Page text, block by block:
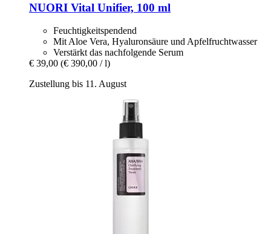
NUORI Vital Unifier, 100 ml
Feuchtigkeitspendend
Mit Aloe Vera, Hyaluronsäure und Apfelfruchtwasser
Verstärkt das nachfolgende Serum
€ 39,00 (€ 390,00 / l)
Zustellung bis 11. August